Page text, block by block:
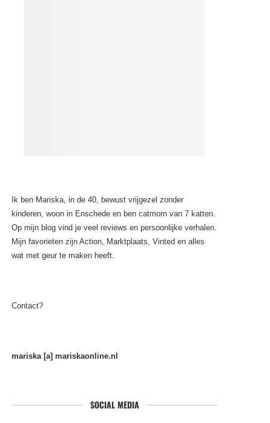
Ik ben Mariska, in de 40, bewust vrijgezel zonder
kinderen, woon in Enschede en ben catmom van 7 katten.
Op mijn blog vind je veel reviews en persoonlijke verhalen.
Mijn favorieten zijn Action, Marktplaats, Vinted en alles
wat met geur te maken heeft.
Contact?
mariska [a] mariskaonline.nl
SOCIAL MEDIA